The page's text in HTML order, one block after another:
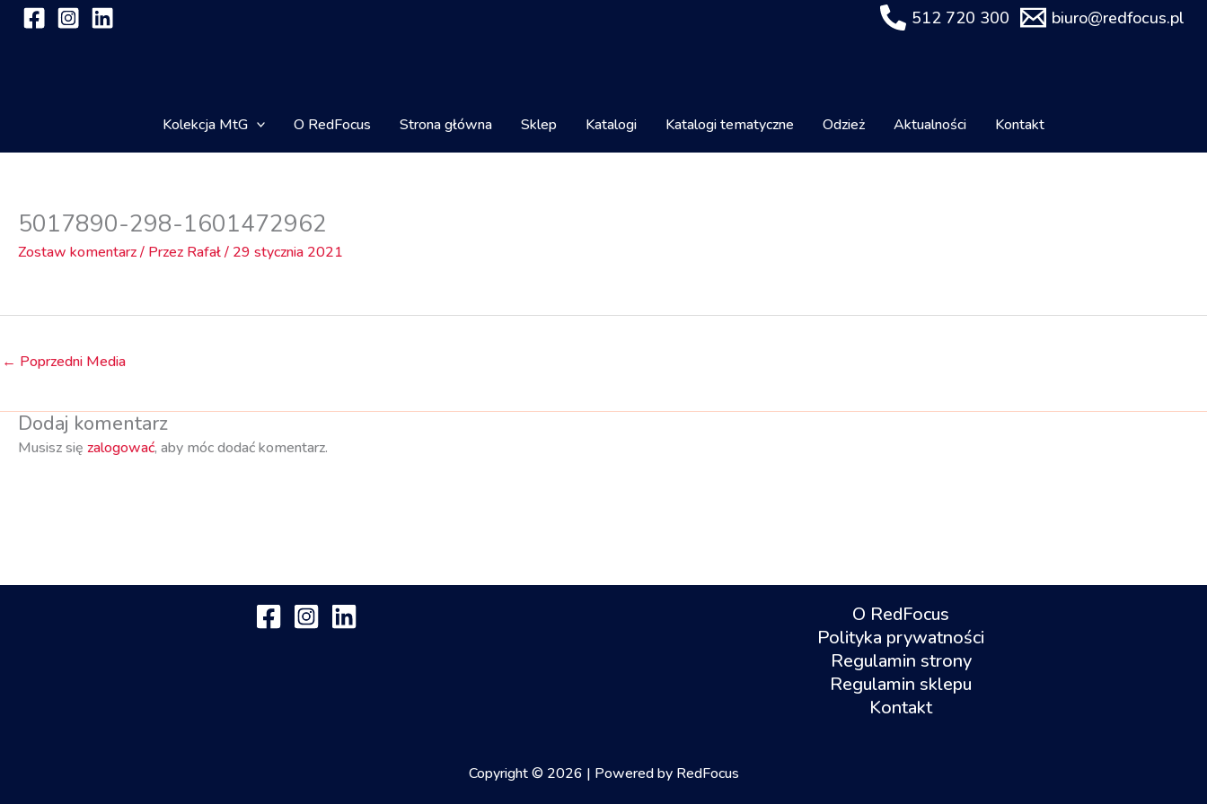
Przejdź
512 720 300 biuro@redfocus.pl
Kolekcja MtG O RedFocus Strona główna Sklep Katalogi Katalogi tematyczne Odzież Aktualności Kontakt
5017890-298-1601472962
Zostaw komentarz/ Przez Rafał/ 29 stycznia 2021
← Poprzedni Media
Dodaj komentarz
Musisz się zalogować, aby móc dodać komentarz.
O RedFocus
Polityka prywatności
Regulamin strony
Regulamin sklepu
Kontakt
Copyright © 2026 | Powered by RedFocus